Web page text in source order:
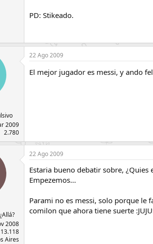
PD: Stikeado.
2009
2.780
22 Ago 2009
El mejor jugador es messi, y ando
2008
13.118
Aires
22 Ago 2009
Estaria bueno debatir sobre,
Empezemos...
Parami no es messi, solo porque le
comilon que ahora tiene suerte